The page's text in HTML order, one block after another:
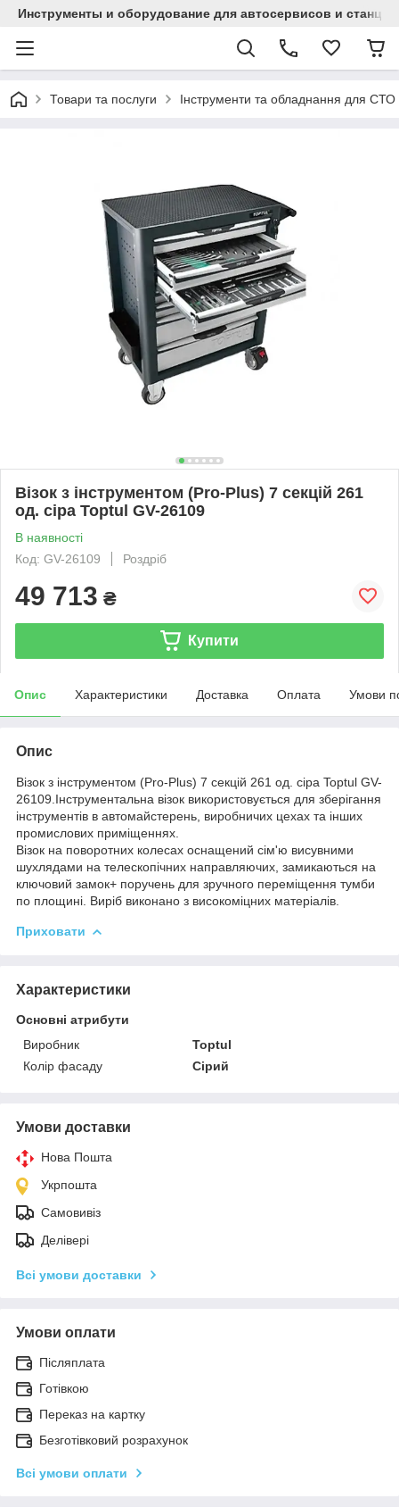
Инструменты и оборудование для автосервисов и
Товари та послуги Інструменти та обладнання для СТО
Візок з інструментом (Pro-Plus) 7 секцій 261
од. сіра Toptul GV-26109
В наявності
Код: GV-26109
Роздріб
49 713 ₴
Купити
Опис Характеристики Доставка Оплата Умови
Опис
Візок з інструментом (Pro-Plus) 7 секцій 261 од. сіра Toptul GV-
26109.Інструментальна візок використовується для зберігання
інструментів в автомайстерень, виробничих цехах та інших
промислових приміщеннях.
Візок на поворотних колесах оснащений сім'ю висувними
шухлядами на телескопічних направляючих, замикаються на
ключовий замок+ поручень для зручного переміщення тумби
по площині. Виріб виконано з високоміцних матеріалів.
Приховати
Характеристики
Основні атрибути
Виробник
Toptul
Колір фасаду
Сірий
Умови доставки
Нова Пошта
Укрпошта
Самовивіз
Делівері
Всі умови доставки
Умови оплати
Післяплата
Готівкою
Переказ на картку
Безготівковий розрахунок
Всі умови оплати